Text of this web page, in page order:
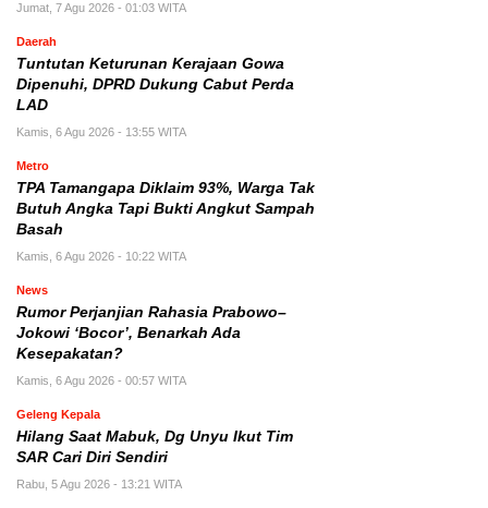
Jumat, 7 Agu 2026 - 01:03 WITA
Daerah
Tuntutan Keturunan Kerajaan Gowa
Dipenuhi, DPRD Dukung Cabut Perda
LAD
Kamis, 6 Agu 2026 - 13:55 WITA
Metro
TPA Tamangapa Diklaim 93%, Warga Tak
Butuh Angka Tapi Bukti Angkut Sampah
Basah
Kamis, 6 Agu 2026 - 10:22 WITA
News
Rumor Perjanjian Rahasia Prabowo–
Jokowi ‘Bocor’, Benarkah Ada
Kesepakatan?
Kamis, 6 Agu 2026 - 00:57 WITA
Geleng Kepala
Hilang Saat Mabuk, Dg Unyu Ikut Tim
SAR Cari Diri Sendiri
Rabu, 5 Agu 2026 - 13:21 WITA